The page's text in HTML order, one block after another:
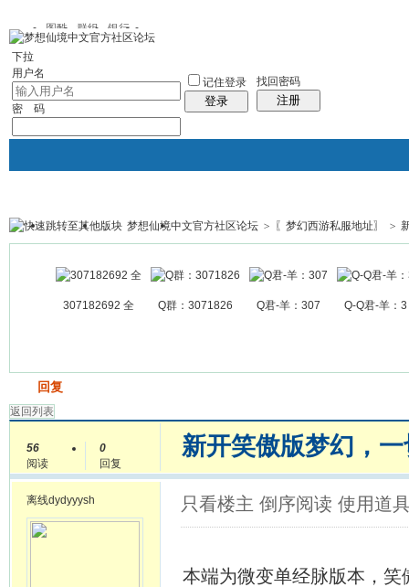
图酷 群组 银行
下拉
用户名
密 码
记住登录
登录
找回密码
注册
银行 群组聚合 我的空间
帖子
梦想仙境中文官方社区论坛 > 〖梦幻西游私服地址〗 >
307182692 全 Q群：3071826 Q君-羊：307 Q-Q君-羊：3
回复
返回列表
56
阅读
0
回复
新开笑傲版梦幻，
离线dydyyysh 只看楼主 倒序阅读 使用道
本端为微变单经脉版本，笑